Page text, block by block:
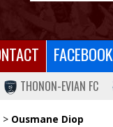
FACEBOOK
THONON-EVIAN FC
> Ousmane Diop